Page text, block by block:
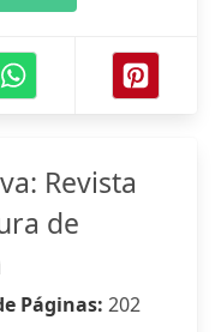
Revista
de
Páginas: 202